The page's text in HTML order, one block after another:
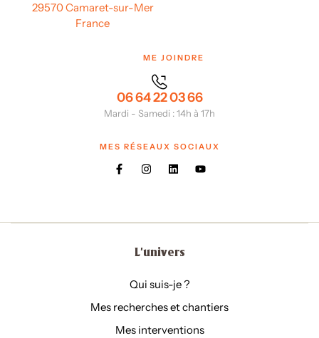
29570 Camaret-sur-Mer
France
ME JOINDRE
06 64 22 03 66
Mardi - Samedi : 14h à 17h
MES RÉSEAUX SOCIAUX
L'univers
Qui suis-je ?
Mes recherches et chantiers
Mes interventions